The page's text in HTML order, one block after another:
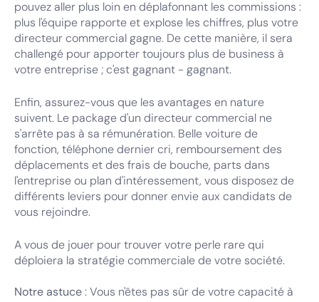
pouvez aller plus loin en déplafonnant les commissions :
plus l'équipe rapporte et explose les chiffres, plus votre
directeur commercial gagne. De cette manière, il sera
challengé pour apporter toujours plus de business à
votre entreprise ; c'est gagnant - gagnant.
Enfin, assurez-vous que les avantages en nature
suivent. Le package d'un directeur commercial ne
s'arrête pas à sa rémunération. Belle voiture de
fonction, téléphone dernier cri, remboursement des
déplacements et des frais de bouche, parts dans
l'entreprise ou plan d'intéressement, vous disposez de
différents leviers pour donner envie aux candidats de
vous rejoindre.
A vous de jouer pour trouver votre perle rare qui
déploiera la stratégie commerciale de votre société.
Notre astuce: Vous n'êtes pas sûr de votre capacité à